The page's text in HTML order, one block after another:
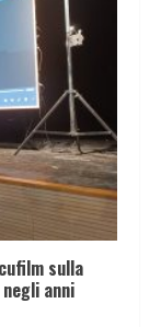
sulla
anni